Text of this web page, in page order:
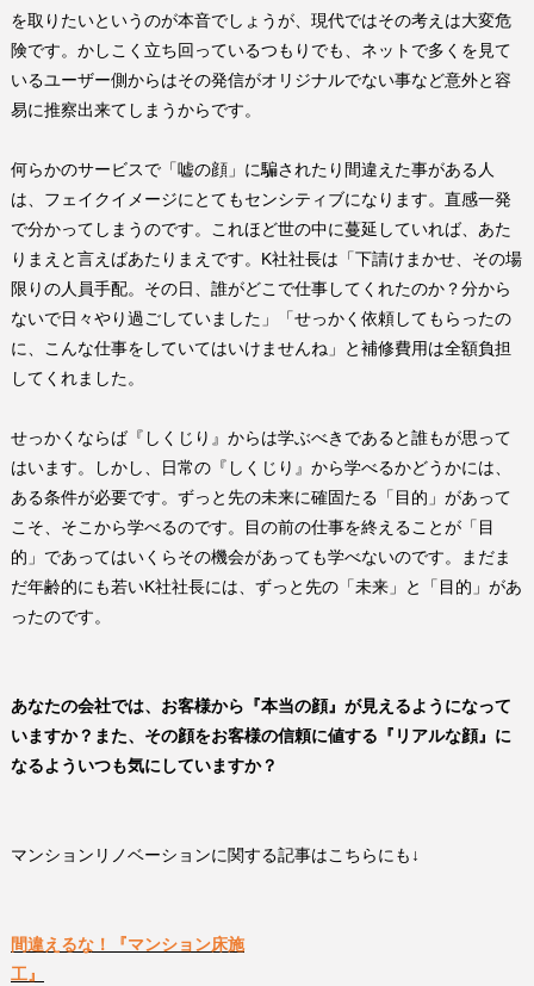
を取りたいというのが本音でしょうが、現代ではその考えは大変危
険です。かしこく立ち回っているつもりでも、ネットで多くを見て
いるユーザー側からはその発信がオリジナルでない事など意外と容
易に推察出来てしまうからです。
何らかのサービスで「嘘の顔」に騙されたり間違えた事がある人
は、フェイクイメージにとてもセンシティブになります。直感一発
で分かってしまうのです。これほど世の中に蔓延していれば、あた
りまえと言えばあたりまえです。 K社社長は「下請けまかせ、その場
限りの人員手配。その日、誰がどこで仕事してくれたのか？分から
ないで日々やり過ごしていました」「せっかく依頼してもらったの
に、こんな仕事をしていてはいけませんね」と補修費用は全額負担
してくれました。
せっかくならば『しくじり』からは学ぶべきであると誰もが思って
はいます。しかし、日常の『しくじり』から学べるかどうかには、
ある条件が必要です。ずっと先の未来に確固たる「目的」があって
こそ、そこから学べるのです。目の前の仕事を終えることが「目
的」であってはいくらその機会があっても学べないのです。まだま
だ年齢的にも若いK社社長には、ずっと先の「未来」と「目的」があ
ったのです。
あなたの会社では、お客様から『本当の顔』が見えるようになって
いますか？また、その顔をお客様の信頼に値する『リアルな顔』に
なるよういつも気にしていますか？
マンションリノベーションに関する記事はこちらにも↓
間違えるな！『マンション床施
工』